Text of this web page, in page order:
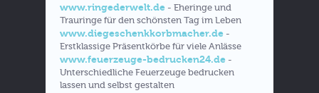
www.ringederwelt.de - Eheringe und
Trauringe für den schönsten Tag im Leben
www.diegeschenkkorbmacher.de -
Erstklassige Präsentkörbe für viele Anlässe
www.feuerzeuge-bedrucken24.de -
Unterschiedliche Feuerzeuge bedrucken
lassen und selbst gestalten